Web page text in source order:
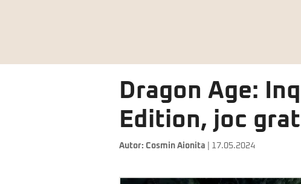
Dragon Age:
Edition, joc
Autor: Cosmin Aionita | 17.05.2024